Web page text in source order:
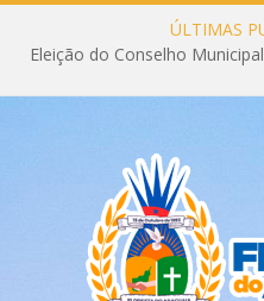
ÚLTIMAS